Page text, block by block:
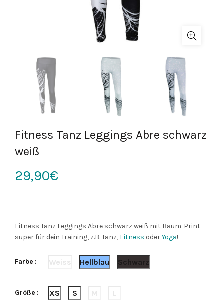
Fitness Tanz Leggings Abre schwarz
weiß
29,90€
Fitness Tanz Leggings Abre schwarz weiß mit Baum-Print –
super für dein Training, z.B. Tanz, Fitness oderYoga!
Farbe Weiss Hellblau Schwarz
Größe XS S M L